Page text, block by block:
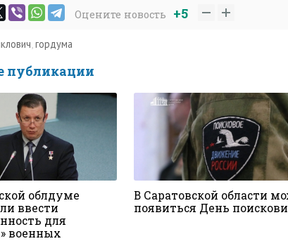
Оцените новость +5
гордума
публикации
облдуме
ввести
для
военных
В Саратовской области
появиться День